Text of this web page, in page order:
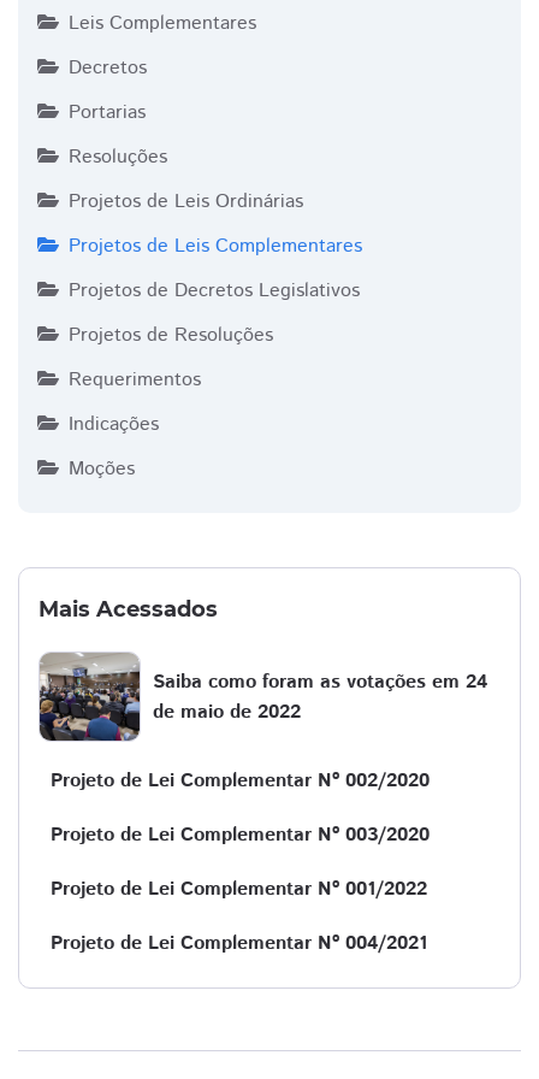
Leis Complementares
Decretos
Portarias
Resoluções
Projetos de Leis Ordinárias
Projetos de Leis Complementares
Projetos de Decretos Legislativos
Projetos de Resoluções
Requerimentos
Indicações
Moções
Mais Acessados
Saiba como foram as votações em 24
de maio de 2022
Projeto de Lei Complementar Nº 002/2020
Projeto de Lei Complementar Nº 003/2020
Projeto de Lei Complementar Nº 001/2022
Projeto de Lei Complementar Nº 004/2021